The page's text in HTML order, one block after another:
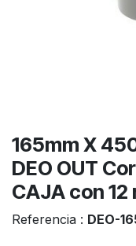
165mm X
DEO OUT
CAJA con
Referencia : DEO-